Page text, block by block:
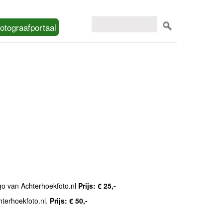
van Achterhoekfoto.nl Prijs: € 25,-
Prijs: € 50,-